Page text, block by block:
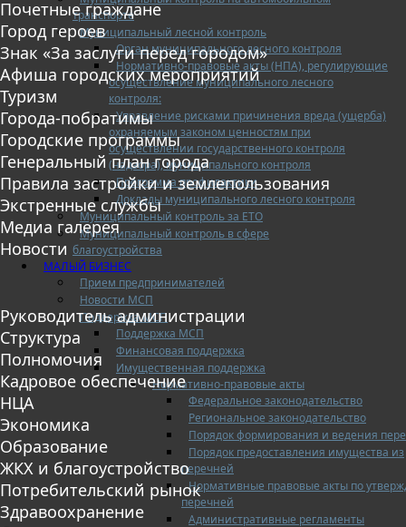
транспорте
Муниципальный лесной контроль
Орган муниципального лесного контроля
Нормативно-правовые акты (НПА), регулирующие
осуществление муниципального лесного
контроля:
Управление рисками причинения вреда (ущерба)
охраняемым законом ценностям при
осуществлении государственного контроля
(надзора), муниципального контроля
Программа профилактики
Доклады муниципального лесного контроля
Муниципальный контроль за ЕТО
Муниципальный контроль в сфере
благоустройства
МАЛЫЙ БИЗНЕС
Прием предпринимателей
Новости МСП
Поддержка МСП
Поддержка МСП
Финансовая поддержка
Имущественная поддержка
Нормативно-правовые акты
Федеральное законодательство
Региональное законодательство
Порядок формирования и ведения
Порядок предоставления имущества из
перечней
Нормативные правовые акты по
перечней
Административные регламенты
Почетные граждане
Город героев
Знак «За заслуги перед городом»
Афиша городских мероприятий
Туризм
Города-побратимы
Городские программы
Генеральный план города
Правила застройки и землепользования
Экстренные службы
Медиа галерея
Новости
Руководитель администрации
Структура
Полномочия
Кадровое обеспечение
НЦА
Экономика
Образование
ЖКХ и благоустройство
Потребительский рынок
Здравоохранение